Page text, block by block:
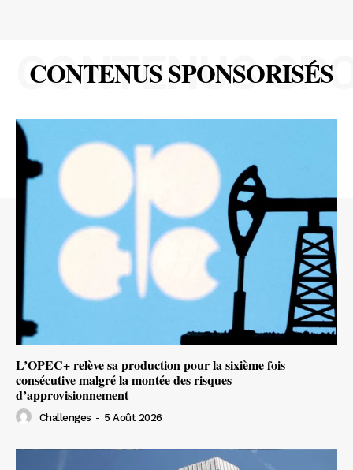
CONTENUS SPONSORISÉS
CONTENUS
L’OPEC+ relève sa production pour la sixième fois
consécutive malgré la montée des risques
d’approvisionnement
Challenges - 5 Août 2026